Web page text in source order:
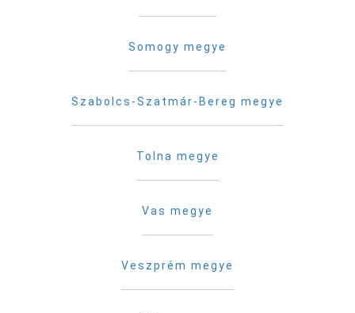
Somogy megye
Szabolcs-Szatmár-Bereg megye
Tolna megye
Vas megye
Veszprém megye